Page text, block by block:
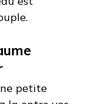
petite